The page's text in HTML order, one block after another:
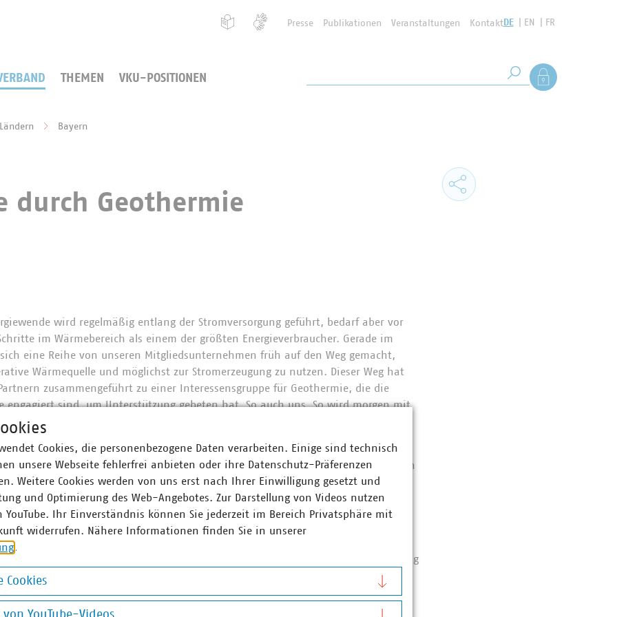
Presse Publikationen Veranstaltungen KontaktDE EN FR
THEMEN VKU-POSITIONEN Suche starten
Als Mitglied
Bayern
durch Geothermie
wird regelmäßig entlang der Stromversorgung geführt, bedarf aber vor
im Wärmebereich als einem der größten Energieverbraucher. Gerade im
eine Reihe von unseren Mitgliedsunternehmen früh auf den Weg gemacht,
Wärmequelle und möglichst zur Stromerzeugung zu nutzen. Dieser Weg hat
zusammengeführt zu einer Interessensgruppe für Geothermie, die die
engagiert sind, um Unterstützung gebeten hat. So auch uns. So wird morgen mit
Flankierung die bundesweite Informationskampagne „Wärmewende durch
hat die Unterstützung der Initiative befürwortet, die in Abstimmung mit den
durch die Landesgruppe Bayern erfolgt. Wir freuen uns, damit die
Fernwärme“ gegenüber Forschung und Wissenschaft, wie auch der Politik noch
sie so in der gesellschaftlichen Debatte zu stärken. Online steht dafür die
durch-geothermie.deab sofort zur Verfügung.
wir die Inhalte der Kampagne unseren Mitgliedsunternehmen zur Verfügung
Unterstützern offen. Gerne vermitteln wir auch den Kontakt.
Cookies, die personenbezogene Daten verarbeiten. Einige sind technisch
unsere Webseite fehlerfrei anbieten oder ihre Datenschutz-Präferenzen
Weitere Cookies werden von uns erst nach Ihrer Einwilligung gesetzt und
und Optimierung des Web-Angebotes. Zur Darstellung von Videos nutzen
YouTube. Ihr Einverständnis können Sie jederzeit im Bereich Privatsphäre mit
widerrufen. Nähere Informationen finden Sie in unserer
.
Cookies